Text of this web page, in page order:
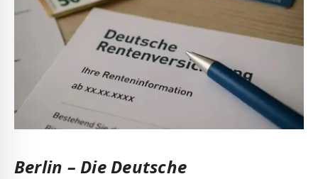
Berlin – Die Deutsche